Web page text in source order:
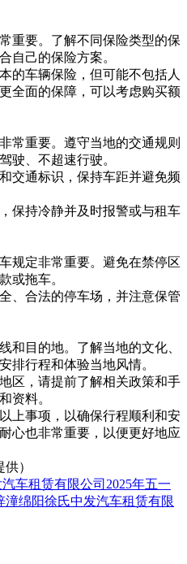
重要。了解不同保险类型的保
自己的保险方案。
的车辆保险，但可能不包括人
全面的保障，可以考虑购买额
常重要。遵守当地的交通规则
驶、不超速行驶。
交通标识，保持车距并避免频
保持冷静并及时报警或与租车
规定非常重要。避免在禁停区
或拖车。
、合法的停车场，并注意保管
和目的地。了解当地的文化、
排行程和体验当地风情。
区，请提前了解相关政策和手
资料。
上事项，以确保行程顺利和安
心也非常重要，以便更好地应
供）
车租赁有限公司2025年五一
潼绵阳徐氏中发汽车租赁有限